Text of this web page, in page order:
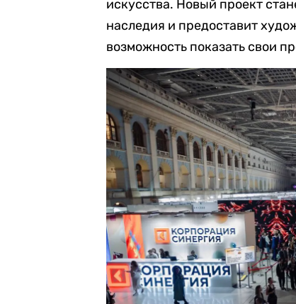
искусства. Новый проект
наследия и предоставит
возможность показать свои